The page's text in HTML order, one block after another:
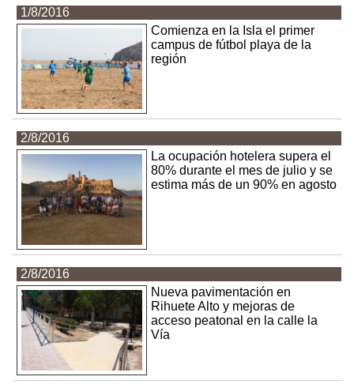
1/8/2016
Comienza en la Isla el primer
campus de fútbol playa de la
región
2/8/2016
La ocupación hotelera supera el
80% durante el mes de julio y se
estima más de un 90% en agosto
2/8/2016
Nueva pavimentación en
Rihuete Alto y mejoras de
acceso peatonal en la calle la
Vía